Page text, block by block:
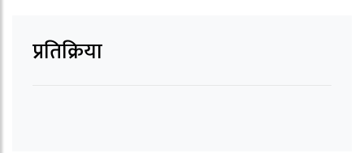
प्रतिक्रिया